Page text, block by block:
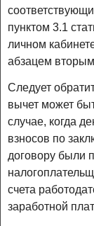
пунктом 3.1
личном
абзацем вторым
Следует
вычет может
случае, когда
взносов по
договору были
счета
заработной